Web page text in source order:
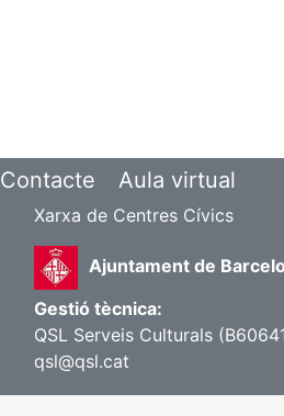
Contacte Aula virtual
Xarxa de Centres Cívics
Ajuntament de
Gestió tècnica:
QSL Serveis Culturals
qsl@qsl.cat